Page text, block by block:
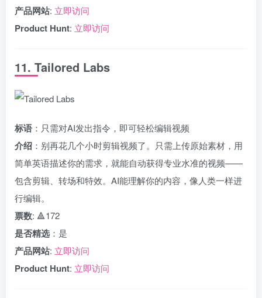
产品网站: 立即访问
Product Hunt: 立即访问
11. Tailored Labs
标语 ：只需对AI发出指令，即可轻松编辑视频
介绍 ：别再花几个小时剪辑视频了。只需上传原始素材，用
简单英语描述你的需求，就能自动获得专业水准的视频——
包含剪辑、转场和特效。AI能理解你的内容，像人类一样进
行编辑。
票数: 🔺172
是否精选 ：是
产品网站: 立即访问
Product Hunt: 立即访问